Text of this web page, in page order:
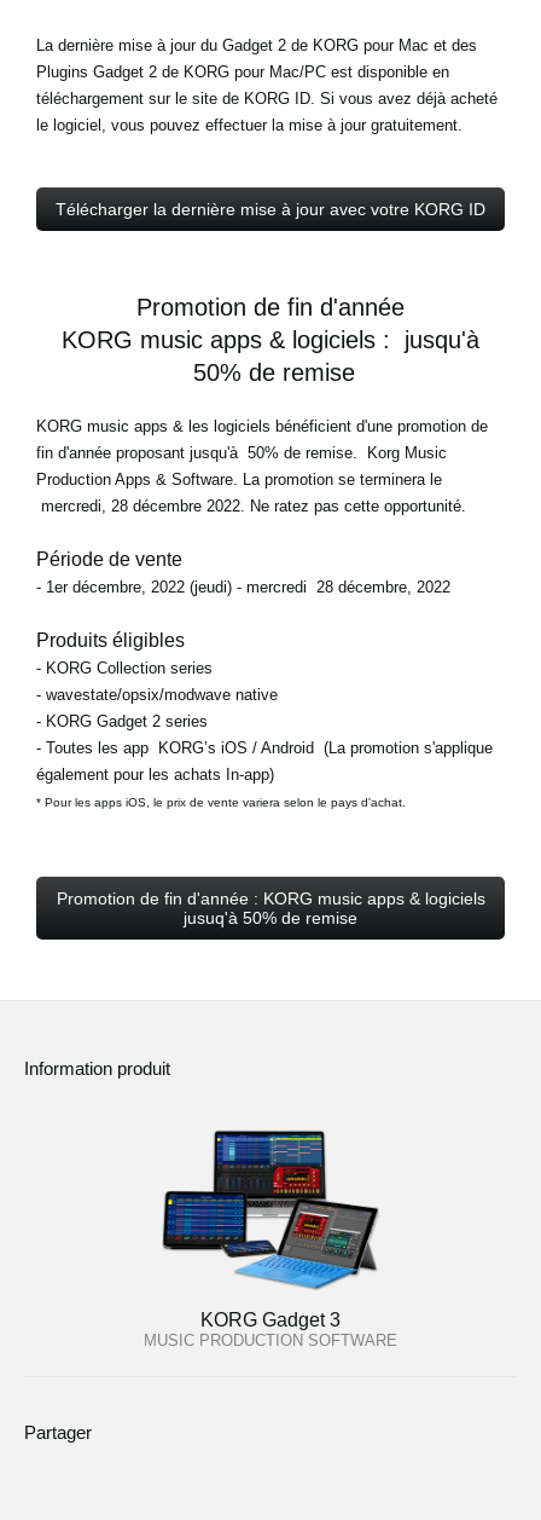
La dernière mise à jour du Gadget 2 de KORG pour Mac et des
Plugins Gadget 2 de KORG pour Mac/PC est disponible en
téléchargement sur le site de KORG ID. Si vous avez déjà acheté
le logiciel, vous pouvez effectuer la mise à jour gratuitement.
Télécharger la dernière mise à jour avec votre KORG ID
Promotion de fin d'année
KORG music apps & logiciels : jusqu'à
50% de remise
KORG music apps & les logiciels bénéficient d'une promotion de
fin d'année proposant jusqu'à 50% de remise.
Korg Music
Production Apps & Software. La promotion se terminera le
mercredi, 28 décembre 2022. Ne ratez pas cette opportunité.
Période de vente
- 1er décembre, 2022 (jeudi) - mercredi 28 décembre, 2022
Produits éligibles
- KORG Collection series
- wavestate/opsix/modwave native
- KORG Gadget 2 series
- Toutes les app KORG’s iOS / Android (La promotion s'applique
également pour les achats In-app)
* Pour les apps iOS, le prix de vente variera selon le pays d'achat.
Promotion de fin d'année : KORG music apps & logiciels
jusuq'à 50% de remise
Information produit
KORG Gadget 3
MUSIC PRODUCTION SOFTWARE
Partager